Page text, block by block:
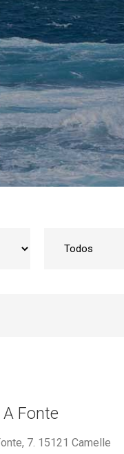
A Fonte
7. 15121 Camelle